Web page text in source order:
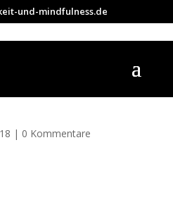
und-mindfulness.de
| 0 Kommentare